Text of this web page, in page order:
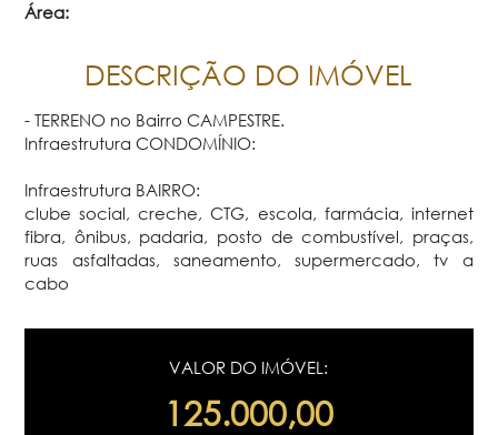
Área:
DESCRIÇÃO DO IMÓVEL
- TERRENO no Bairro CAMPESTRE.
Infraestrutura CONDOMÍNIO:
Infraestrutura BAIRRO:
clube social, creche, CTG, escola, farmácia, internet
fibra, ônibus, padaria, posto de combustível, praças,
ruas asfaltadas, saneamento, supermercado, tv a
cabo
VALOR DO IMÓVEL:
125.000,00